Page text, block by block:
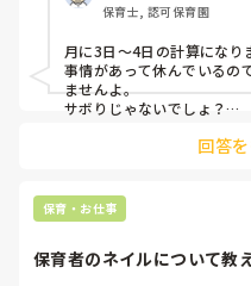
保育士, 認可保育園
月に3日〜4日の計算になり
事情があって休んでいるの
ませんよ。
サボりじゃないでしょ？
同じクラスの先生が、もし
いいと思います。
からの振る舞いだと思いま
回答
保育・お仕事
保育者のネイルについて教